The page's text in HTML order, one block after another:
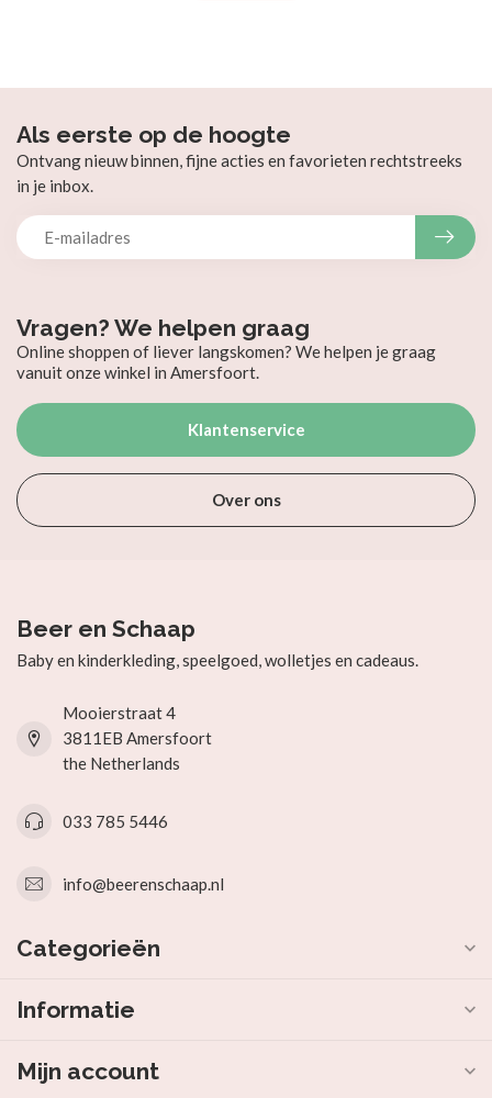
Vragen? We helpen graag
Online shoppen of liever langskomen? We helpen je graag
vanuit onze winkel in Amersfoort.
Klantenservice
Over ons
Als eerste op de hoogte
Ontvang nieuw binnen, fijne acties en favorieten rechtstreeks
in je inbox.
Beer en Schaap
Baby en kinderkleding, speelgoed, wolletjes en cadeaus.
Mooierstraat 4
3811EB Amersfoort
the Netherlands
033 785 5446
info@beerenschaap.nl
Categorieën
Informatie
Mijn account